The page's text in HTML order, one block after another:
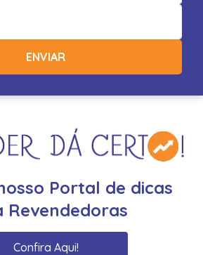
ENVIAR
Portal de dicas
Revendedoras
Confira Aqui!